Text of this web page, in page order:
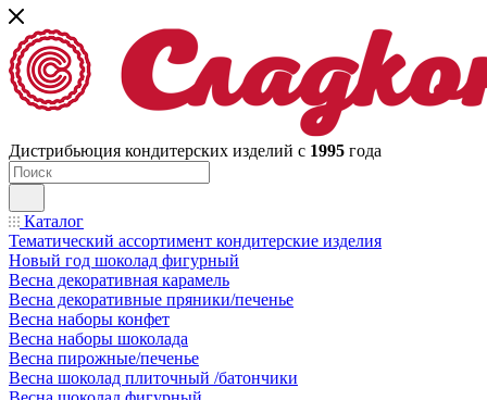
Дистрибьюция кондитерских изделий с 1995 года
Каталог
Тематический ассортимент кондитерские изделия
Новый год шоколад фигурный
Весна декоративная карамель
Весна декоративные пряники/печенье
Весна наборы конфет
Весна наборы шоколада
Весна пирожные/печенье
Весна шоколад плиточный /батончики